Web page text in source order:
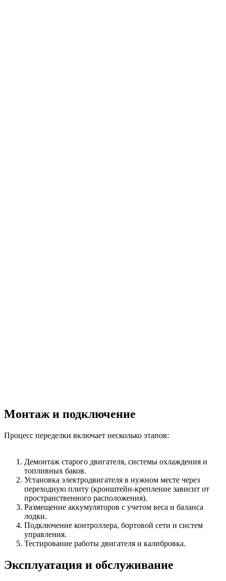
Монтаж и подключение
Процесс переделки включает несколько этапов:
Демонтаж старого двигателя, системы охлаждения и
топливных баков.
Установка электродвигателя в нужном месте через
переходную плиту (кронштейн-крепление зависит от
пространственного расположения).
Размещение аккумуляторов с учетом веса и баланса
лодки.
Подключение контроллера, бортовой сети и систем
управления.
Тестирование работы двигателя и калибровка.
Эксплуатация и обслуживание